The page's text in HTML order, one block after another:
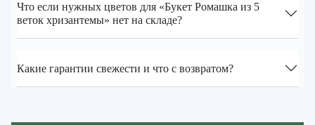
Что если нужных цветов для «Букет Ромашка из 5
веток хризантемы» нет на складе?
Какие гарантии свежести и что с возвратом?